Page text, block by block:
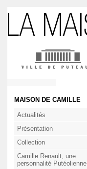
MAISON DE CAMILLE
Actualités
Présentation
Collection
Camille Renault, une
personnalité Putéolienne